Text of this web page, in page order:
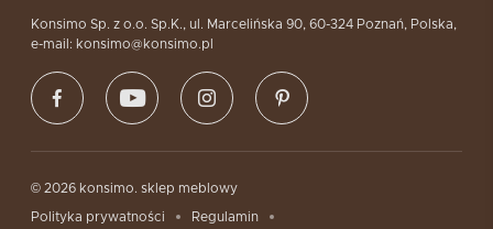
Konsimo Sp. z o.o. Sp.K., ul. Marcelińska 90, 60-324 Poznań, Polska,
e-mail: konsimo@konsimo.pl
© 2026 konsimo. sklep meblowy
Polityka prywatności
Regulamin